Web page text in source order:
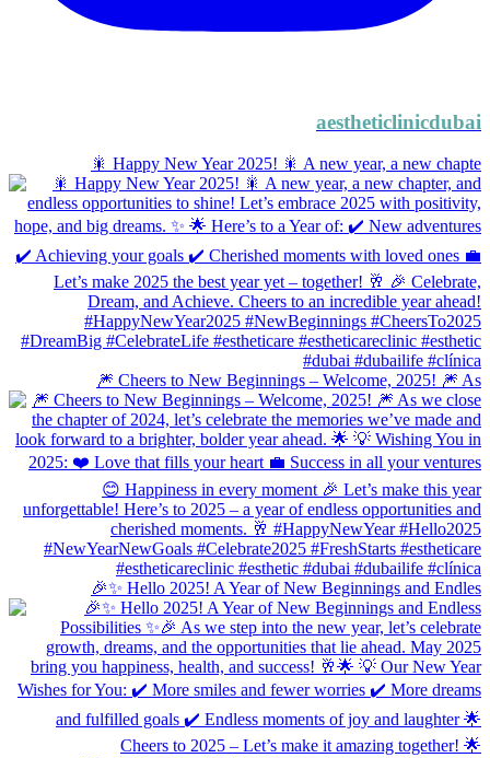
aestheticlinicdubai
🎇 Happy New Year 2025! 🎇 A new year, a new chapte
🎆 Cheers to New Beginnings – Welcome, 2025! 🎆 As
🎉✨ Hello 2025! A Year of New Beginnings and Endles